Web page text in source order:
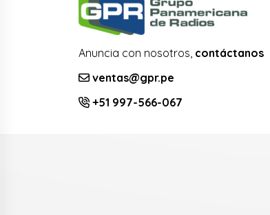
Anuncia con nosotros, contáctanos
ventas@gpr.pe
+51 997-566-067